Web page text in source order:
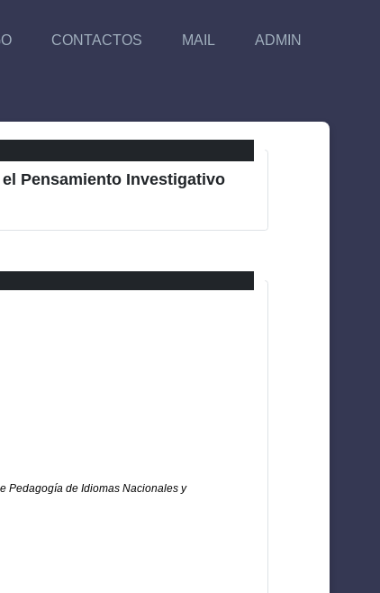
CONTACTOS MAIL ADMIN
Pensamiento Investigativo
Pedagogía de Idiomas Nacionales y